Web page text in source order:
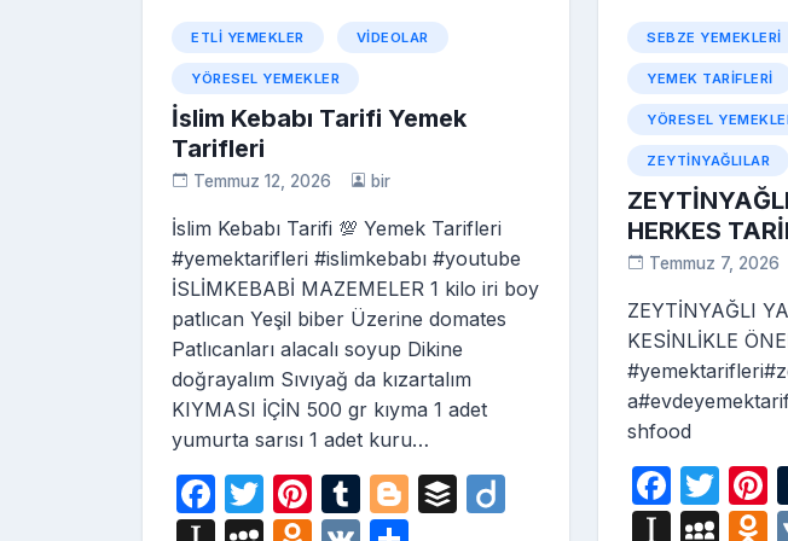
ETLI YEMEKLER VIDEOLAR
YÖRESEL YEMEKLER
İslim Kebabı Tarifi Yemek
Tarifleri
Temmuz 12, 2026 bir
İslim Kebabı Tarifi 💯 Yemek Tarifleri
#yemektarifleri #islimkebabı #youtube
İSLİMKEBABİ MAZEMELER 1 kilo iri boy
patlıcan Yeşil biber Üzerine domates
Patlıcanları alacalı soyup Dikine
doğrayalım Sıvıyağ da kızartalım
KIYMASI İÇİN 500 gr kıyma 1 adet
yumurta sarısı 1 adet kuru…
F
T
Pi T
Bl B
SEBZE YEMEKLERI
YEMEK TARIFLERI
YÖRESEL
ZEYTINYAĞLILAR
HERKES
Temmuz 7, 2026
ZEYTİNYAĞLI
KESİNLİKLE
shfood
F
a
T
w
In M